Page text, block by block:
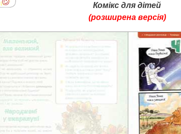
Комікс для дітей
(розширена версія)